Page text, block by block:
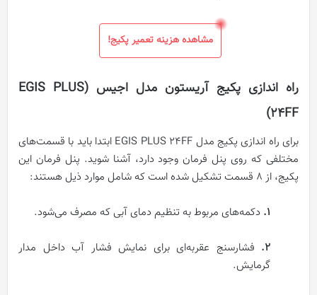
مشاهده هزینه تعمیر پکیج!
راه اندازی پکیج آریستون مدل اجیس (EGIS PLUS
24FF)
برای راه‌ اندازی پکیج مدل EGIS PLUS 24FF ابتدا باید با قسمت‌های
مختلفی که روی پنل فرمان وجود دارد، آشنا شوید. پنل فرمان این
پکیج، از 8 قسمت تشکیل شده‌ است که شامل موارد ذیل هستند:
۱. دکمه‌های مربوط به تنظیم دمای آبی که مصرف می‌شود.
۲.
فشارسنج عقربه‌ای برای نمایش فشار آب داخل مدار
گرمایش.